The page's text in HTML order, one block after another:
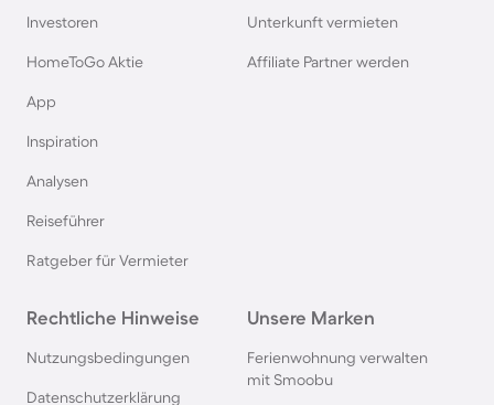
Rügen
Gardasee
Nordsee
Ferienhäuser & Ferienwohnung mit Hund in
Allgäu
Investoren
HomeToGo Aktie
App
Inspiration
Analysen
Reiseführer
Ratgeber für Vermieter
Unterkunft vermieten
Affiliate Partner werden
Rechtliche Hinweise
Nutzungsbedingungen
Datenschutzerklärung
Unsere Marken
Ferienwohnung verwalten
mit Smoobu